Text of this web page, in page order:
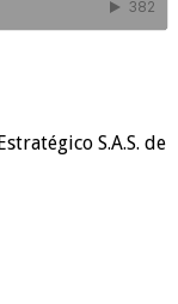
S.A.S. de